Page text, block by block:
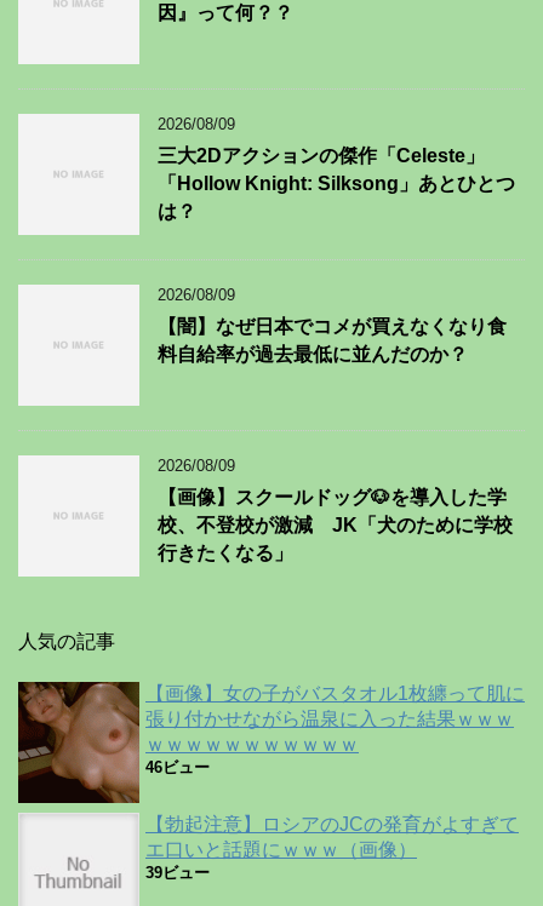
因』って何？？
2026/08/09
三大2Dアクションの傑作「Celeste」
「Hollow Knight: Silksong」あとひとつ
は？
2026/08/09
【闇】なぜ日本でコメが買えなくなり食
料自給率が過去最低に並んだのか？
2026/08/09
【画像】スクールドッグ🐶を導入した学
校、不登校が激減 JK「犬のために学校
行きたくなる」
人気の記事
【画像】女の子がバスタオル1枚纏って肌に
張り付かせながら温泉に入った結果ｗｗｗ
ｗｗｗｗｗｗｗｗｗｗｗ
46ビュー
【勃起注意】ロシアのJCの発育がよすぎて
エ口いと話題にｗｗｗ（画像）
39ビュー